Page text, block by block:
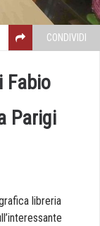
CONDIVIDI
Fabio
Parigi
libreria